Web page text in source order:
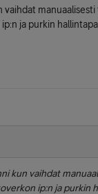
vaihdat
ja purkin
kun vaihdat
ip:n ja purkin